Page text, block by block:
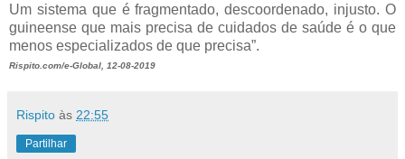
Um sistema que é fragmentado, descoordenado, injusto. O
guineense que mais precisa de cuidados de saúde é o que
menos especializados de que precisa”.
Rispito.com/e-Global, 12-08-2019
Rispito às 22:55
Partilhar